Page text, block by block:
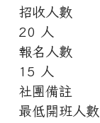
招收人數
20 人
報名人數
15 人
社團備註
最低開班人